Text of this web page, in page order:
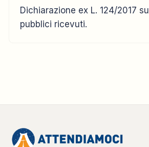
Dichiarazione ex L. 124/2017
pubblici ricevuti.